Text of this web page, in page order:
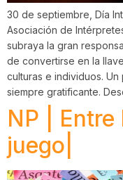
30 de septiembre, Día
Asociación de
subraya la gran
de convertirse en la
culturas e individuos.
siempre gratificante.
NP | Entre
juego|